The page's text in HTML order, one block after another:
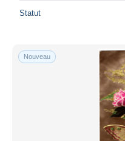
Statut
Nouveau